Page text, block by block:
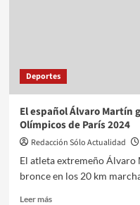
Deportes
El español Álvaro Martín
Olímpicos de París 2024
Redacción Sólo Actualidad
El atleta extremeño Álvaro
bronce en los 20 km
Leer más